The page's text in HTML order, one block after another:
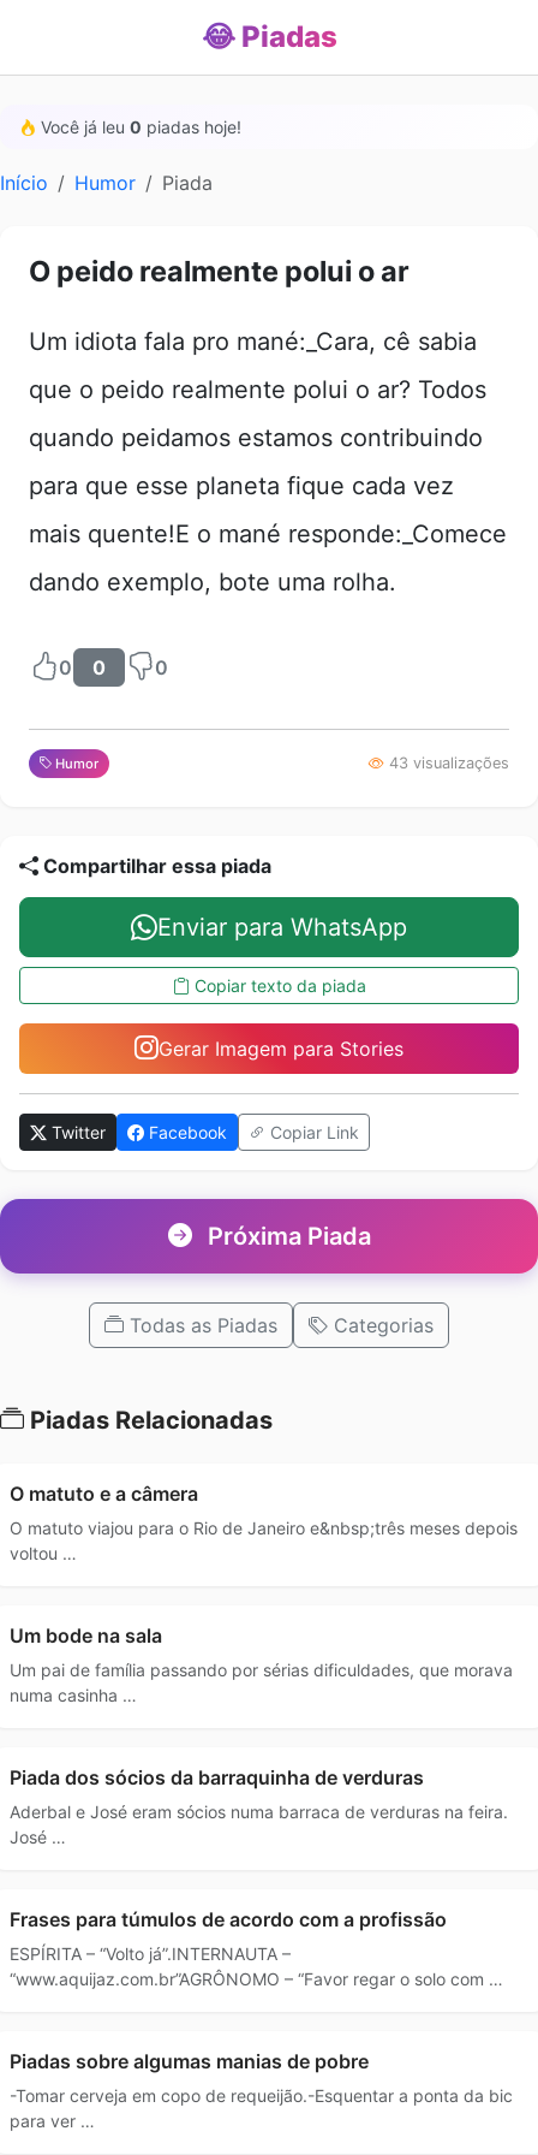
😂 Piadas
Você já leu 0 piadas hoje!
Início Humor Piada
O peido realmente polui o ar
Um idiota fala pro mané:_Cara, cê sabia
que o peido realmente polui o ar? Todos
quando peidamos estamos contribuindo
para que esse planeta fique cada vez
mais quente!E o mané responde:_Comece
dando exemplo, bote uma rolha.
0 0 0
Humor 43 visualizações
Compartilhar essa piada
Enviar para WhatsApp
Copiar texto da piada
Gerar Imagem para Stories
Twitter Facebook Copiar Link
Próxima Piada
Todas as Piadas Categorias
Piadas Relacionadas
O matuto e a câmera
O matuto viajou para o Rio de Janeiro e&nbsp;três meses depois
voltou …
Um bode na sala
Um pai de família passando por sérias dificuldades, que morava
numa casinha …
Piada dos sócios da barraquinha de verduras
Aderbal e José eram sócios numa barraca de verduras na feira.
José …
Frases para túmulos de acordo com a profissão
ESPÍRITA – “Volto já”.INTERNAUTA –
“www.aquijaz.com.br”AGRÔNOMO – “Favor regar o solo com …
Piadas sobre algumas manias de pobre
-Tomar cerveja em copo de requeijão.-Esquentar a ponta da bic
para ver …